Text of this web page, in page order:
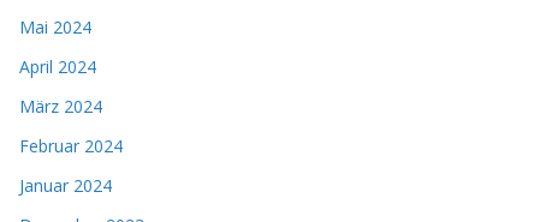
Mai 2024
April 2024
März 2024
Februar 2024
Januar 2024